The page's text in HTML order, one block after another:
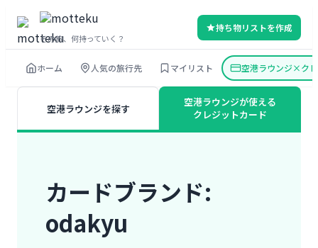
を
その旅、何持っていく？
持ち物リストを作成
ホーム 人気の旅行先 マイリスト 空港ラウンジ×ク
空港ラウンジを探す
空港ラウンジが使える
クレジットカード
カードブランド:
odakyu